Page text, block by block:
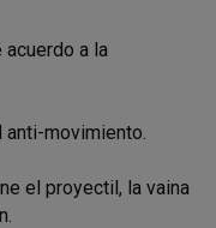
a la
anti-movimiento.
el proyectil, la vaina